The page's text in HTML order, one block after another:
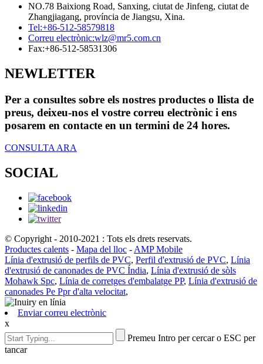
NO.78 Baixiong Road, Sanxing, ciutat de Jinfeng, ciutat de
Zhangjiagang, província de Jiangsu, Xina.
Tel:+86-512-58579818
Correu electrònic:wlz@mr5.com.cn
Fax:+86-512-58531306
NEWLETTER
Per a consultes sobre els nostres productes o llista de
preus, deixeu-nos el vostre correu electrònic i ens
posarem en contacte en un termini de 24 hores.
CONSULTA ARA
SOCIAL
© Copyright - 2010-2021 : Tots els drets reservats.
Productes calents - Mapa del lloc - AMP Mobile
Línia d'extrusió de perfils de PVC, Perfil d'extrusió de PVC, Línia
d'extrusió de canonades de PVC Índia, Línia d'extrusió de sòls
Mohawk Spc, Línia de corretges d'embalatge PP, Línia d'extrusió de
canonades Pe Ppr d'alta velocitat,
Enviar correu electrònic
x
Premeu Intro per cercar o ESC per
tancar